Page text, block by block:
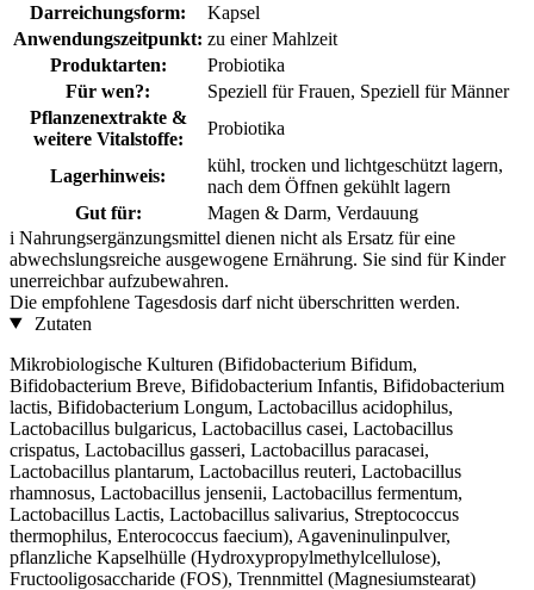
Darreichungsform:
Kapsel
Anwendungszeitpunkt: zu einer Mahlzeit
Produktarten:
Probiotika
Für wen?:
Speziell für Frauen, Speziell für Männer
Pflanzenextrakte &
weitere Vitalstoffe:
Probiotika
Lagerhinweis:
kühl, trocken und lichtgeschützt lagern,
nach dem Öffnen gekühlt lagern
Gut für:
Magen & Darm, Verdauung
i Nahrungsergänzungsmittel dienen nicht als Ersatz für eine
abwechslungsreiche ausgewogene Ernährung. Sie sind für Kinder
unerreichbar aufzubewahren.
Die empfohlene Tagesdosis darf nicht überschritten werden.
Zutaten
Mikrobiologische Kulturen (Bifidobacterium Bifidum,
Bifidobacterium Breve, Bifidobacterium Infantis, Bifidobacterium
lactis, Bifidobacterium Longum, Lactobacillus acidophilus,
Lactobacillus bulgaricus, Lactobacillus casei, Lactobacillus
crispatus, Lactobacillus gasseri, Lactobacillus paracasei,
Lactobacillus plantarum, Lactobacillus reuteri, Lactobacillus
rhamnosus, Lactobacillus jensenii, Lactobacillus fermentum,
Lactobacillus Lactis, Lactobacillus salivarius, Streptococcus
thermophilus, Enterococcus faecium), Agaveninulinpulver,
pflanzliche Kapselhülle (Hydroxypropylmethylcellulose),
Fructooligosaccharide (FOS), Trennmittel (Magnesiumstearat)